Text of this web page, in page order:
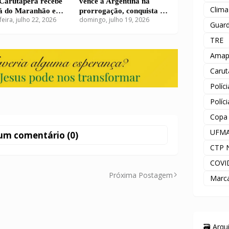
do Maranhão em
no Grupo 1
julho 22, 2026
prorrogação, conquista o
bicampeonato
domingo, julho 19, 2026
comentário (0)
Próxima Postagem
Clima
TRE
CTP
🗃️